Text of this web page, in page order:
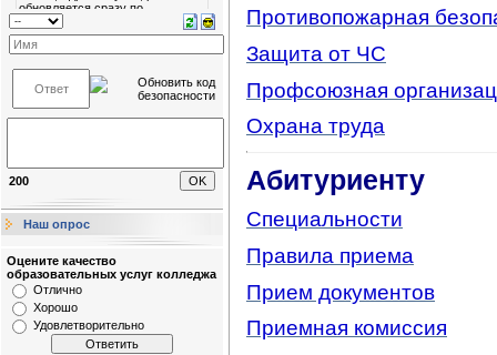
200
Наш опрос
Оцените качество
образовательных услуг колледжа
Отлично
Хорошо
Удовлетворительно
Противопожарная
Защита от ЧС
Профсоюзная
Охрана труда
Абитуриенту
Специальности
Правила приема
Прием документов
Приемная комиссия